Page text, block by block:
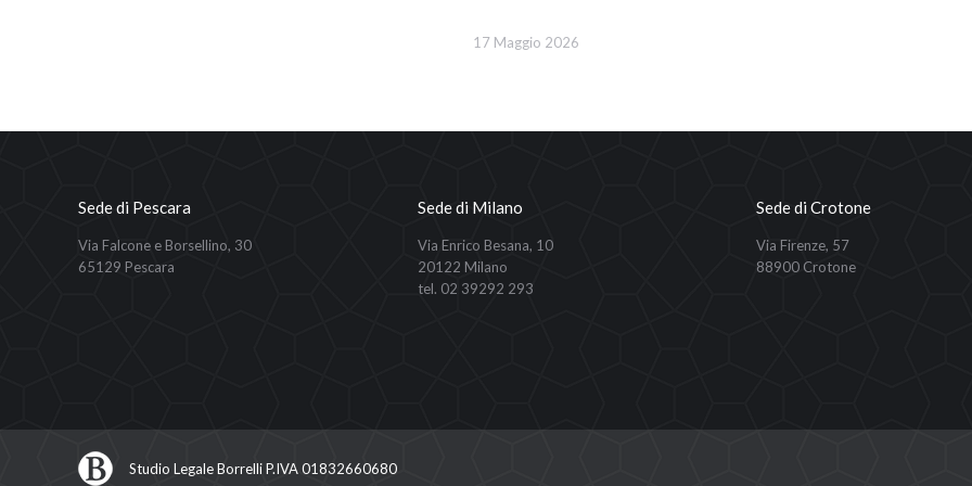
17 Maggio 2026
Sede di Pescara
Via Falcone e Borsellino, 30
65129 Pescara
Sede di Milano
Via Enrico Besana, 10
20122 Milano
tel. 02 39292 293
Sede di Crotone
Via Firenze, 57
88900 Crotone
Studio Legale Borrelli P.IVA 01832660680